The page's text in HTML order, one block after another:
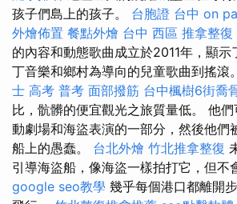
孩子們島上的孩子。 台胞證 台中 on
外燴佈置 餐點外燴 台中 西區 推拿整復
的內容和動態歌曲成立於2011年，顯示
丁音樂和鄉村為導向的兒童歌曲到搖滾
士 高考 普考 面部撥筋 台中楓樹6街喬
比，骯髒的便宜觀光之旅質量低。 他
動劇場和海盜表演的一部分，然後他們
船上的愚蠢。 台北外燴 竹北推拿整復
引導海盜船，像海盜一樣拍打它，但不
google seo教學 幾乎每個港口都離開